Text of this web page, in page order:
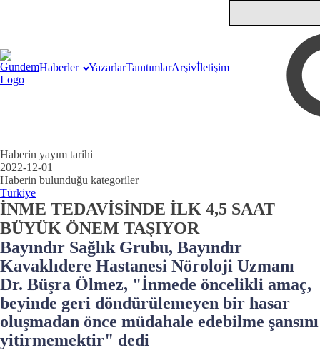
Haberler YazarlarTanıtımlarArşivİletişim
Haberin yayım tarihi
2022-12-01
Haberin bulunduğu kategoriler
Türkiye
İNME TEDAVİSİNDE İLK 4,5 SAAT
BÜYÜK ÖNEM TAŞIYOR
Bayındır Sağlık Grubu, Bayındır
Kavaklıdere Hastanesi Nöroloji Uzmanı
Dr. Büşra Ölmez, "İnmede öncelikli amaç,
beyinde geri döndürülemeyen bir hasar
oluşmadan önce müdahale edebilme şansını
yitirmemektir" dedi